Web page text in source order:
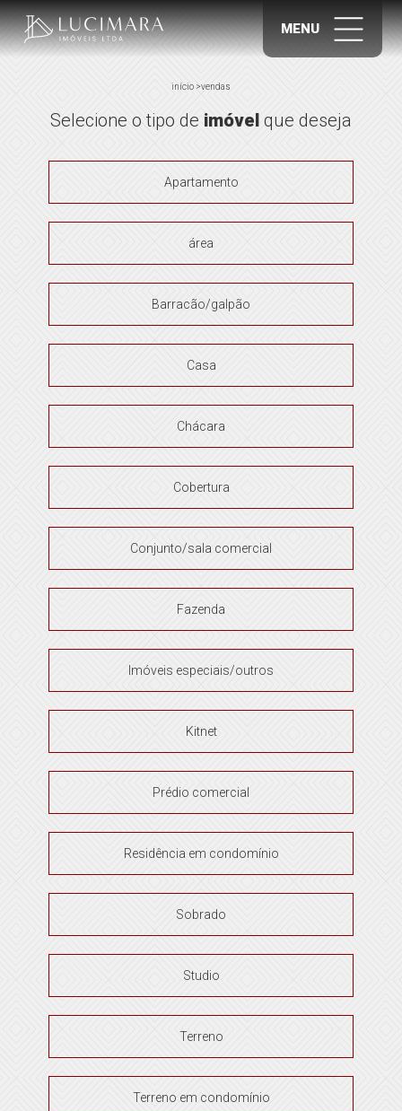
MENU
início >vendas
Selecione o tipo de imóvel que deseja
Apartamento
área
Barracão/galpão
Casa
Chácara
Cobertura
Conjunto/sala comercial
Fazenda
Imóveis especiais/outros
Kitnet
Prédio comercial
Residência em condomínio
Sobrado
Studio
Terreno
Terreno em condomínio